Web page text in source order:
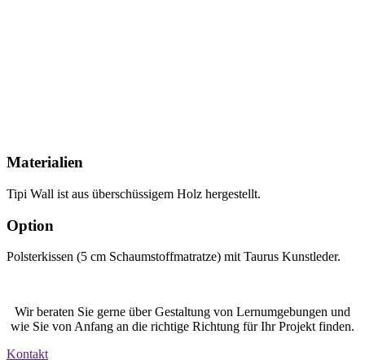
Materialien
Tipi Wall ist aus überschüssigem Holz hergestellt.
Option
Polsterkissen (5 cm Schaumstoffmatratze) mit Taurus Kunstleder.
Wir beraten Sie gerne über Gestaltung von Lernumgebungen und
wie Sie von Anfang an die richtige Richtung für Ihr Projekt finden.
Kontakt